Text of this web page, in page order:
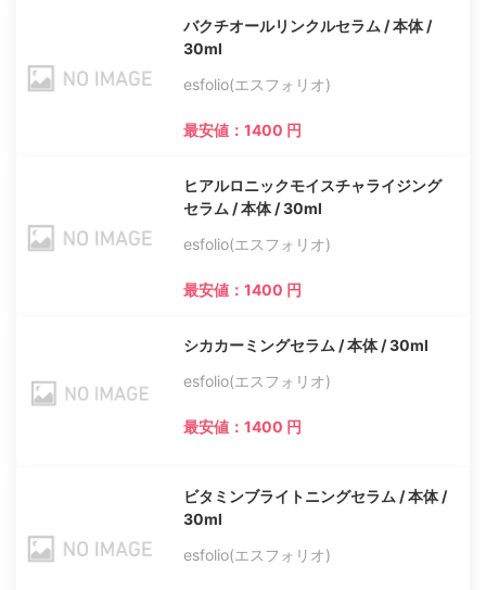
バクチオールリンクルセラム / 本体 /
30ml
esfolio(エスフォリオ)
最安値：1400 円
ヒアルロニックモイスチャライジング
セラム / 本体 / 30ml
esfolio(エスフォリオ)
最安値：1400 円
シカカーミングセラム / 本体 / 30ml
esfolio(エスフォリオ)
最安値：1400 円
ビタミンブライトニングセラム / 本体 /
30ml
esfolio(エスフォリオ)